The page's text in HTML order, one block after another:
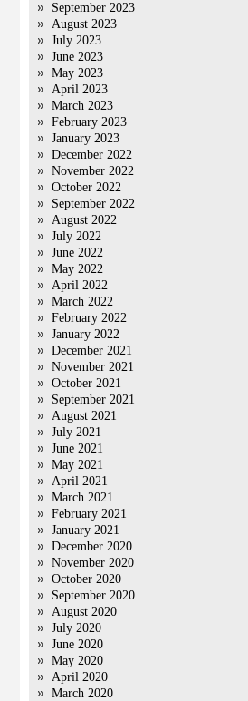
September 2023
August 2023
July 2023
June 2023
May 2023
April 2023
March 2023
February 2023
January 2023
December 2022
November 2022
October 2022
September 2022
August 2022
July 2022
June 2022
May 2022
April 2022
March 2022
February 2022
January 2022
December 2021
November 2021
October 2021
September 2021
August 2021
July 2021
June 2021
May 2021
April 2021
March 2021
February 2021
January 2021
December 2020
November 2020
October 2020
September 2020
August 2020
July 2020
June 2020
May 2020
April 2020
March 2020